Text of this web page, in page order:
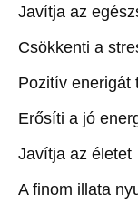
Javítja az
Csökkenti a
Pozitív enerigát
Erősíti a jó
Javítja az életet
A finom illata